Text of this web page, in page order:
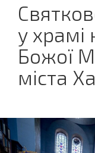
у храмі
Божої
міста